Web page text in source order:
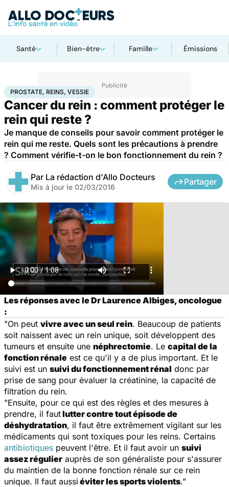
Santé Bien-être Famille Émissions
AccueilSanté MaladiesCancerProstate, reins, vessie
PROSTATE, REINS, VESSIE
Cancer du rein : comment protéger le
rein qui reste ?
Je manque de conseils pour savoir comment protéger le
rein qui me reste. Quels sont les précautions à prendre
? Comment vérifie-t-on le bon fonctionnement du rein ?
Par La rédaction d'Allo Docteurs
Mis à jour le 02/03/2016
Partager
Les réponses avec le Dr Laurence Albiges, oncologue
:
"On peut vivre avec un seul rein. Beaucoup de patients
soit naissent avec un rein unique, soit développent des
tumeurs et ensuite une néphrectomie. Le capital de la
fonction rénale est ce qu'il y a de plus important. Et le
suivi est un suivi du fonctionnement rénal donc par
prise de sang pour évaluer la créatinine, la capacité de
filtration du rein.
"Ensuite, pour ce qui est des règles et des mesures à
prendre, il fautlutter contre tout épisode de
déshydratation, il faut être extrêmement vigilant sur les
médicaments qui sont toxiques pour les reins. Certains
antibiotiques peuvent l'être. Et il faut avoir un suivi
assez régulier auprès de son généraliste pour s'assurer
du maintien de la bonne fonction rénale sur ce rein
unique. Il faut aussi éviter les sports violents."